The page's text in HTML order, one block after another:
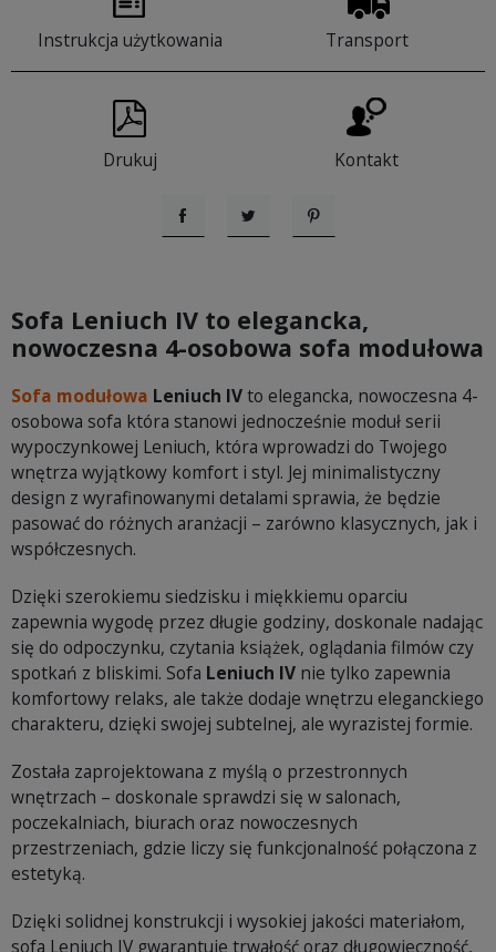
Instrukcja użytkowania Transport
Drukuj Kontakt
UdostępnijTweetujPinterest
Sofa Leniuch IV to elegancka,
nowoczesna 4-osobowa sofa modułowa
Sofa modułowa Leniuch IVto elegancka, nowoczesna 4-
osobowa sofa która stanowi jednocześnie moduł serii
wypoczynkowej Leniuch, która wprowadzi do Twojego
wnętrza wyjątkowy komfort i styl. Jej minimalistyczny
design z wyrafinowanymi detalami sprawia, że będzie
pasować do różnych aranżacji – zarówno klasycznych, jak i
współczesnych.
Dzięki szerokiemu siedzisku i miękkiemu oparciu
zapewnia wygodę przez długie godziny, doskonale nadając
się do odpoczynku, czytania książek, oglądania filmów czy
spotkań z bliskimi. Sofa Leniuch IV nie tylko zapewnia
komfortowy relaks, ale także dodaje wnętrzu eleganckiego
charakteru, dzięki swojej subtelnej, ale wyrazistej formie.
Została zaprojektowana z myślą o przestronnych
wnętrzach – doskonale sprawdzi się w salonach,
poczekalniach, biurach oraz nowoczesnych
przestrzeniach, gdzie liczy się funkcjonalność połączona z
estetyką.
Dzięki solidnej konstrukcji i wysokiej jakości materiałom,
sofa Leniuch IV gwarantuje trwałość oraz długowieczność,